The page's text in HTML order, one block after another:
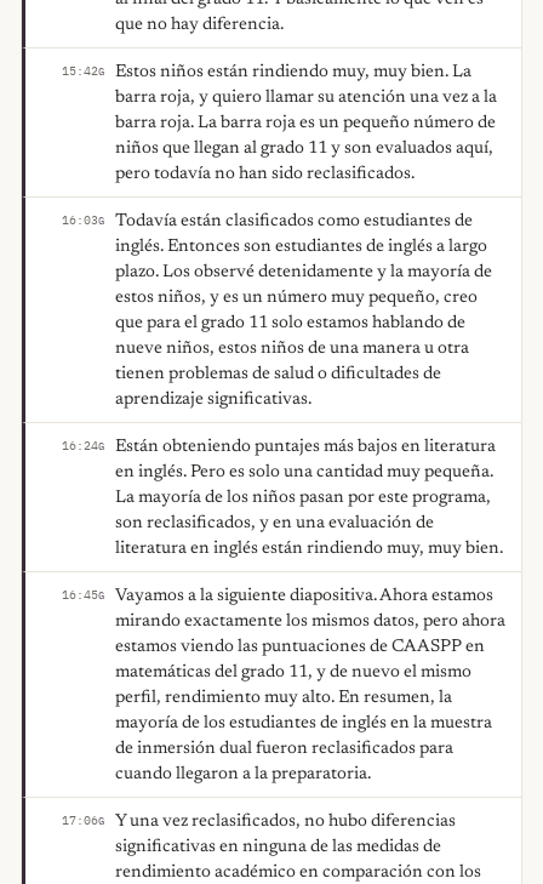
que no hay diferencia.
15:42G
Estos niños están rindiendo muy, muy bien. La
barra roja, y quiero llamar su atención una vez a la
barra roja. La barra roja es un pequeño número de
niños que llegan al grado 11 y son evaluados aquí,
pero todavía no han sido reclasificados.
16:03G
Todavía están clasificados como estudiantes de
inglés. Entonces son estudiantes de inglés a largo
plazo. Los observé detenidamente y la mayoría de
estos niños, y es un número muy pequeño, creo
que para el grado 11 solo estamos hablando de
nueve niños, estos niños de una manera u otra
tienen problemas de salud o dificultades de
aprendizaje significativas.
16:24G
Están obteniendo puntajes más bajos en literatura
en inglés. Pero es solo una cantidad muy pequeña.
La mayoría de los niños pasan por este programa,
son reclasificados, y en una evaluación de
literatura en inglés están rindiendo muy, muy bien.
16:45G
Vayamos a la siguiente diapositiva. Ahora estamos
mirando exactamente los mismos datos, pero ahora
estamos viendo las puntuaciones de CAASPP en
matemáticas del grado 11, y de nuevo el mismo
perfil, rendimiento muy alto. En resumen, la
mayoría de los estudiantes de inglés en la muestra
de inmersión dual fueron reclasificados para
cuando llegaron a la preparatoria.
17:06G
Y una vez reclasificados, no hubo diferencias
significativas en ninguna de las medidas de
rendimiento académico en comparación con los